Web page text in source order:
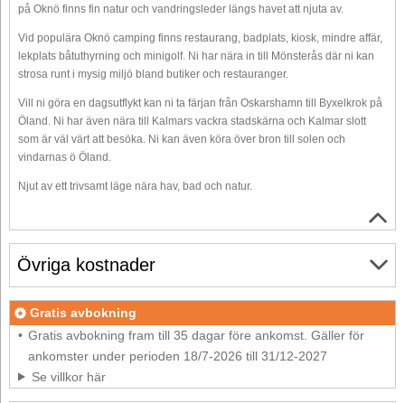
på Oknö finns fin natur och vandringsleder längs havet att njuta av.
Vid populära Oknö camping finns restaurang, badplats, kiosk, mindre affär,
lekplats båtuthyrning och minigolf. Ni har nära in till Mönsterås där ni kan
strosa runt i mysig miljö bland butiker och restauranger.
Vill ni göra en dagsutflykt kan ni ta färjan från Oskarshamn till Byxelkrok på
Öland. Ni har även nära till Kalmars vackra stadskärna och Kalmar slott
som är väl värt att besöka. Ni kan även köra över bron till solen och
vindarnas ö Öland.
Njut av ett trivsamt läge nära hav, bad och natur.
Övriga kostnader
Gratis avbokning
Gratis avbokning fram till 35 dagar före ankomst. Gäller för
ankomster under perioden 18/7-2026 till 31/12-2027
Se villkor här